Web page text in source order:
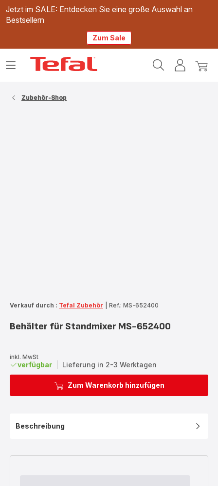
Jetzt im SALE: Entdecken Sie eine große Auswahl an
Bestsellern
Zum Sale
Mein
Mein
Das
Zubehör-Shop
Verkauf durch : Tefal Zubehör Ref.: MS-652400
Behälter für Standmixer MS-652400
inkl. MwSt
verfügbar Lieferung in 2-3 Werktagen
Zum Warenkorb hinzufügen
Beschreibung